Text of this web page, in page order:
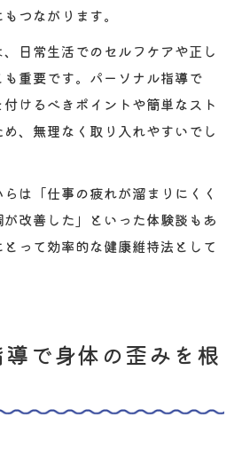
つながります。
日常生活でのセルフケアや正し
重要です。パーソナル指導で
けるべきポイントや簡単なスト
、無理なく取り入れやすいでし
は「仕事の疲れが溜まりにくく
改善した」といった体験談もあ
って効率的な健康維持法として
で身体の歪みを根